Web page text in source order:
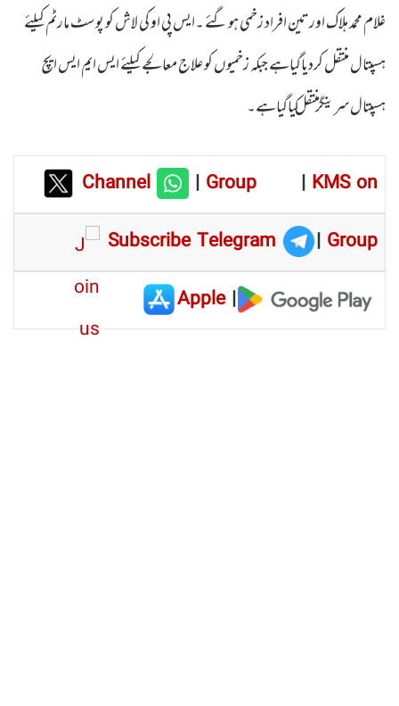
غلام محمد ہلاک اور تین افراد زخمی ہو گئے ۔ایس پی او کی لاش کو پوسٹ مارٹم کیلئے
ہسپتال منتقل کردیاگیاہے جبکہ زخمیوں کو علاج معالجے کیلئے ایس ایم ایس ایچ
ہسپتال سرینگر منتقل کیاگیاہے۔
Channel |Group | KMS on
Subscribe Telegram
| Group
|
Apple